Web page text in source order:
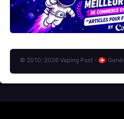
© 2010-2026 Vaping Post -